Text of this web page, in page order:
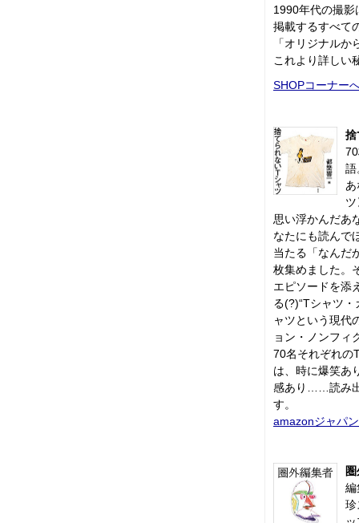
1990年代の撮影
掲載するすべて
「オリジナル
これより詳しい
SHOPコーナー
捨
語
思い浮かんだあ
なたにも読んで
当たる「なんだ
枚集めました。
エピソードを添
る(?)“Tシャツ
ャツという現代
ョン・ノンフィ
70名それぞれの
は、時に爆笑あ
感あり……読み
す。
amazonジャパン
編
珍